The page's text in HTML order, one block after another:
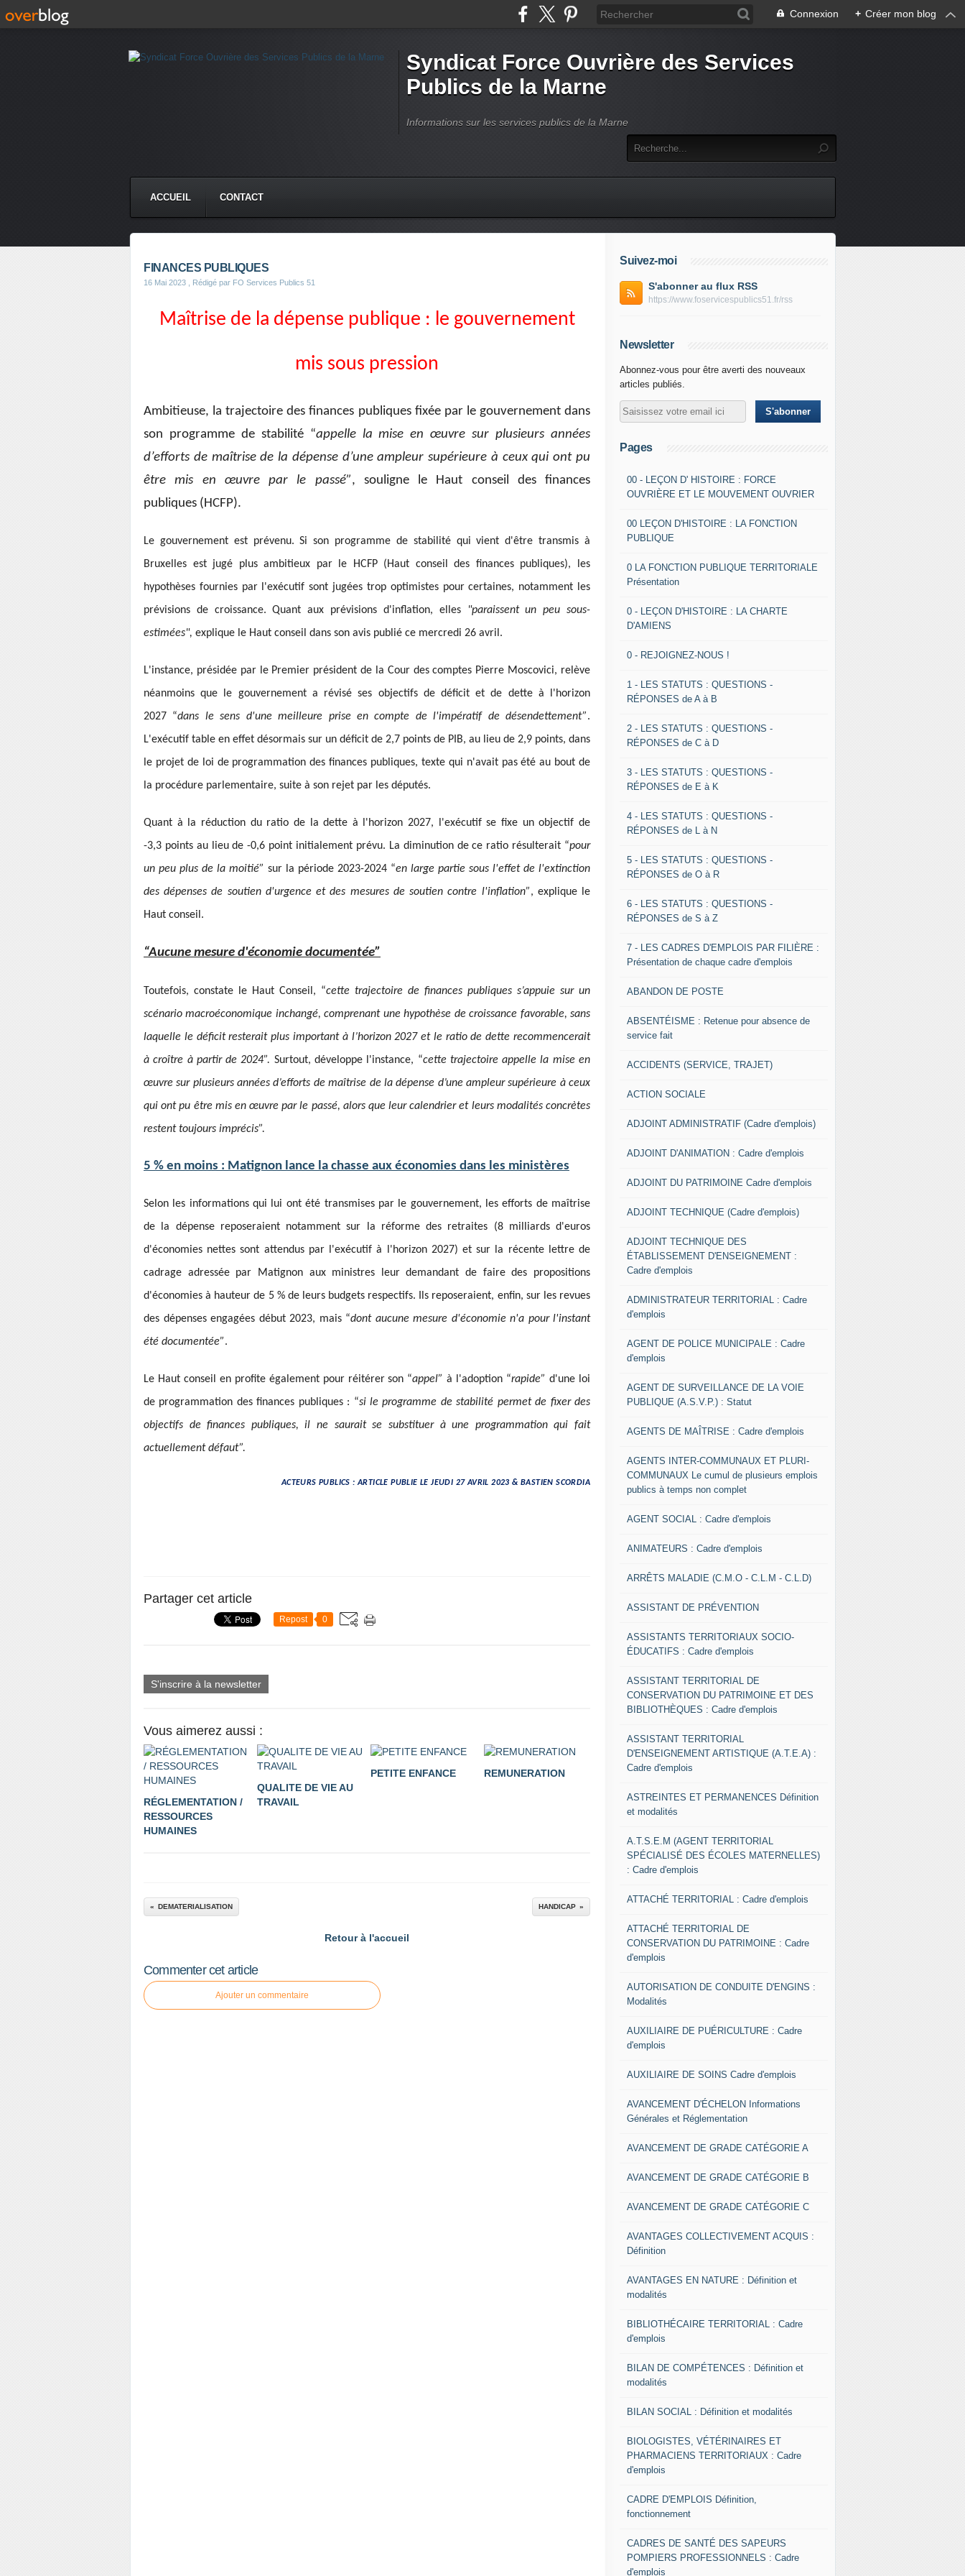
Connexion + Créer mon blog
Syndicat Force Ouvrière des Services
Publics de la Marne
Informations sur les services publics de la Marne
ACCUEIL CONTACT
FINANCES PUBLIQUES
16 Mai 2023 , Rédigé par FO Services Publics 51
Maîtrise de la dépense publique : le gouvernement
mis sous pression
Ambitieuse, la trajectoire des finances publiques fixée par le gouvernement dans
son programme de stabilité “appelle la mise en œuvre sur plusieurs années
d’efforts de maîtrise de la dépense d’une ampleur supérieure à ceux qui ont pu
être mis en œuvre par le passé”, souligne le Haut conseil des finances
publiques (HCFP).
Le gouvernement est prévenu. Si son programme de stabilité qui vient d'être transmis à
Bruxelles est jugé plus ambitieux par le HCFP (Haut conseil des finances publiques), les
hypothèses fournies par l'exécutif sont jugées trop optimistes pour certaines, notamment les
prévisions de croissance. Quant aux prévisions d'inflation, elles
"paraissent un peu sous-
estimées", explique le Haut conseil dans son avis publié ce mercredi 26 avril.
L'instance, présidée par le Premier président de la Cour des comptes Pierre Moscovici, relève
néanmoins que le gouvernement a révisé ses objectifs de déficit et de dette à l'horizon
2027 “dans le sens d'une meilleure prise en compte de l'impératif de désendettement”.
L'exécutif table en effet désormais sur un déficit de 2,7 points de PIB, au lieu de 2,9 points, dans
le projet de loi de programmation des finances publiques, texte qui n'avait pas été au bout de
la procédure parlementaire, suite à son rejet par les députés.
Quant à la réduction du ratio de la dette à l'horizon 2027, l'exécutif se fixe un objectif de
-3,3 points au lieu de -0,6 point initialement prévu. La diminution de ce ratio résulterait “pour
un peu plus de la moitié” sur la période 2023-2024 “en large partie sous l'effet de l'extinction
des dépenses de soutien d'urgence et des mesures de soutien contre l'inflation”, explique le
Haut conseil.
“Aucune mesure d'économie documentée”
Toutefois, constate le Haut Conseil, “cette trajectoire de finances publiques s’appuie sur un
scénario macroéconomique inchangé, comprenant une hypothèse de croissance favorable, sans
laquelle le déficit resterait plus important à l’horizon 2027 et le ratio de dette recommencerait
à croître à partir de 2024”. Surtout, développe l'instance, “cette trajectoire appelle la mise en
œuvre sur plusieurs années d’efforts de maîtrise de la dépense d’une ampleur supérieure à ceux
qui ont pu être mis en œuvre par le passé, alors que leur calendrier et leurs modalités concrètes
restent toujours imprécis”.
5 % en moins : Matignon lance la chasse aux économies dans les ministères
Selon les informations qui lui ont été transmises par le gouvernement, les efforts de maîtrise
de la dépense reposeraient notamment sur la réforme des retraites (8 milliards d'euros
d'économies nettes sont attendus par l'exécutif à l'horizon 2027) et sur la récente lettre de
cadrage adressée par Matignon aux ministres leur demandant de faire des propositions
d'économies à hauteur de 5 % de leurs budgets respectifs. Ils reposeraient, enfin, sur les revues
des dépenses engagées début 2023, mais “dont aucune mesure d'économie n'a pour l'instant
été documentée”.
Le Haut conseil en profite également pour réitérer son “appel”à l'adoption “rapide”d'une loi
de programmation des finances publiques : “si le programme de stabilité permet de fixer des
objectifs de finances publiques, il ne saurait se substituer à une programmation qui fait
actuellement défaut”.
ACTEURS PUBLICS : ARTICLE PUBLIE LE JEUDI 27 AVRIL 2023 & BASTIEN SCORDIA
Partager cet article
Repost 0
S'inscrire à la newsletter
Vous aimerez aussi :
RÉGLEMENTATION /
RESSOURCES
HUMAINES
QUALITE DE VIE AU
TRAVAIL
PETITE ENFANCE REMUNERATION
DEMATERIALISATION HANDICAP
Retour à l'accueil
Commenter cet article
Ajouter un commentaire
Suivez-moi
S'abonner au flux RSS
https://www.foservicespublics51.fr/rss
Newsletter
Abonnez-vous pour être averti des nouveaux
articles publiés.
Pages
00 - LEÇON D' HISTOIRE : FORCE
OUVRIÈRE ET LE MOUVEMENT OUVRIER
00 LEÇON D'HISTOIRE : LA FONCTION
PUBLIQUE
0 LA FONCTION PUBLIQUE TERRITORIALE
Présentation
0 - LEÇON D'HISTOIRE : LA CHARTE
D'AMIENS
0 - REJOIGNEZ-NOUS !
1 - LES STATUTS : QUESTIONS -
RÉPONSES de A à B
2 - LES STATUTS : QUESTIONS -
RÉPONSES de C à D
3 - LES STATUTS : QUESTIONS -
RÉPONSES de E à K
4 - LES STATUTS : QUESTIONS -
RÉPONSES de L à N
5 - LES STATUTS : QUESTIONS -
RÉPONSES de O à R
6 - LES STATUTS : QUESTIONS -
RÉPONSES de S à Z
7 - LES CADRES D'EMPLOIS PAR FILIÈRE :
Présentation de chaque cadre d'emplois
ABANDON DE POSTE
ABSENTÉISME : Retenue pour absence de
service fait
ACCIDENTS (SERVICE, TRAJET)
ACTION SOCIALE
ADJOINT ADMINISTRATIF (Cadre d'emplois)
ADJOINT D'ANIMATION : Cadre d'emplois
ADJOINT DU PATRIMOINE Cadre d'emplois
ADJOINT TECHNIQUE (Cadre d'emplois)
ADJOINT TECHNIQUE DES
ÉTABLISSEMENT D'ENSEIGNEMENT :
Cadre d'emplois
ADMINISTRATEUR TERRITORIAL : Cadre
d'emplois
AGENT DE POLICE MUNICIPALE : Cadre
d'emplois
AGENT DE SURVEILLANCE DE LA VOIE
PUBLIQUE (A.S.V.P.) : Statut
AGENTS DE MAÎTRISE : Cadre d'emplois
AGENTS INTER-COMMUNAUX ET PLURI-
COMMUNAUX Le cumul de plusieurs emplois
publics à temps non complet
AGENT SOCIAL : Cadre d'emplois
ANIMATEURS : Cadre d'emplois
ARRÊTS MALADIE (C.M.O - C.L.M - C.L.D)
ASSISTANT DE PRÉVENTION
ASSISTANTS TERRITORIAUX SOCIO-
ÉDUCATIFS : Cadre d'emplois
ASSISTANT TERRITORIAL DE
CONSERVATION DU PATRIMOINE ET DES
BIBLIOTHÈQUES : Cadre d'emplois
ASSISTANT TERRITORIAL
D'ENSEIGNEMENT ARTISTIQUE (A.T.E.A) :
Cadre d'emplois
ASTREINTES ET PERMANENCES Définition
et modalités
A.T.S.E.M (AGENT TERRITORIAL
SPÉCIALISÉ DES ÉCOLES MATERNELLES)
: Cadre d'emplois
ATTACHÉ TERRITORIAL : Cadre d'emplois
ATTACHÉ TERRITORIAL DE
CONSERVATION DU PATRIMOINE : Cadre
d'emplois
AUTORISATION DE CONDUITE D'ENGINS :
Modalités
AUXILIAIRE DE PUÉRICULTURE : Cadre
d'emplois
AUXILIAIRE DE SOINS Cadre d'emplois
AVANCEMENT D'ÉCHELON Informations
Générales et Réglementation
AVANCEMENT DE GRADE CATÉGORIE A
AVANCEMENT DE GRADE CATÉGORIE B
AVANCEMENT DE GRADE CATÉGORIE C
AVANTAGES COLLECTIVEMENT ACQUIS :
Définition
AVANTAGES EN NATURE : Définition et
modalités
BIBLIOTHÉCAIRE TERRITORIAL : Cadre
d'emplois
BILAN DE COMPÉTENCES : Définition et
modalités
BILAN SOCIAL : Définition et modalités
BIOLOGISTES, VÉTÉRINAIRES ET
PHARMACIENS TERRITORIAUX : Cadre
d'emplois
CADRE D'EMPLOIS Définition,
fonctionnement
CADRES DE SANTÉ DES SAPEURS
POMPIERS PROFESSIONNELS : Cadre
d'emplois